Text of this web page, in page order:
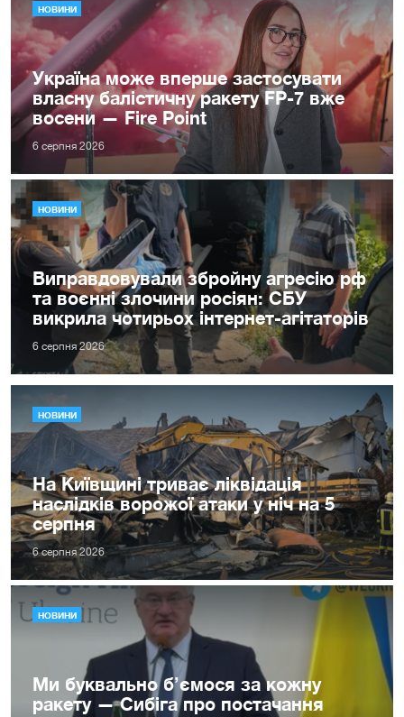
НОВИНИ
Україна може вперше застосувати
власну балістичну ракету FP-7 вже
восени — Fire Point
6 серпня 2026
НОВИНИ
Виправдовували збройну агресію рф
та воєнні злочини росіян: СБУ
викрила чотирьох інтернет-агітаторів
6 серпня 2026
НОВИНИ
На Київщині триває ліквідація
наслідків ворожої атаки у ніч на 5
серпня
6 серпня 2026
НОВИНИ
Ми буквально б’ємося за кожну
ракету — Сибіга про постачання